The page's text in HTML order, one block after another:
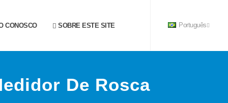
CONOSCO SOBRE ESTE SITE Português
De Rosca